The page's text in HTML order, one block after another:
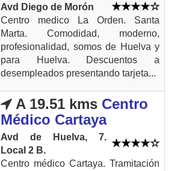
Avd Diego de Morón
Centro medico La Orden. Santa
Marta. Comodidad, moderno,
profesionalidad, somos de Huelva y
para Huelva. Descuentos a
desempleados presentando tarjeta...
A 19.51 kms Centro
Médico Cartaya
Avd de Huelva, 7.
Local 2 B.
Centro médico Cartaya. Tramitación